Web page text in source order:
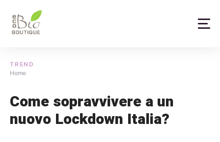
content
TREND
Home
Come sopravvivere a un
nuovo Lockdown Italia?